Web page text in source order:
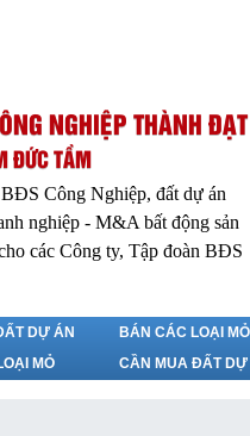
NGHIỆP THÀNH ĐẠT
ĐỨC TẦM
Công Nghiệp, đất dự án
nghiệp - M&A bất động sản
các Công ty, Tập đoàn BĐS
DỰ ÁN
MỎ
BÁN CÁC LOẠI MỎ
CẦN MUA ĐẤT DỰ